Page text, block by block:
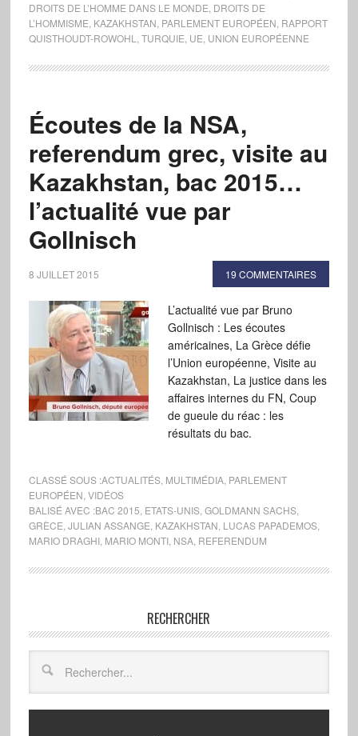
DROITS DE L’HOMME DANS LE MONDE DROITS DE
L’HOMMISME KAZAKHSTAN PARLEMENT EUROPÉEN RAPPORT
QUISTHOUDT-ROWOHL
TURQUIE UE UNION EUROPÉENNE
Écoutes de la NSA,
referendum grec, visite au
Kazakhstan, bac 2015…
l’actualité vue par
Gollnisch
8 JUILLET 2015 19 COMMENTAIRES
L’actualité vue par Bruno
Gollnisch : Les écoutes
américaines, La Grèce défie
l’Union européenne, Visite au
Kazakhstan, La justice dans les
affaires internes du FN, Coup
de gueule du réac : les
résultats du bac.
CLASSÉ SOUS :ACTUALITÉS, MULTIMÉDIA, PARLEMENT
EUROPÉEN VIDÉOS
BALISÉ AVEC :BAC 2015 ETATS-UNIS, GOLDMANN SACHS,
GRÈCE JULIAN ASSANGE KAZAKHSTAN LUCAS PAPADEMOS,
MARIO DRAGHI, MARIO MONTI, NSA, REFERENDUM
RECHERCHER